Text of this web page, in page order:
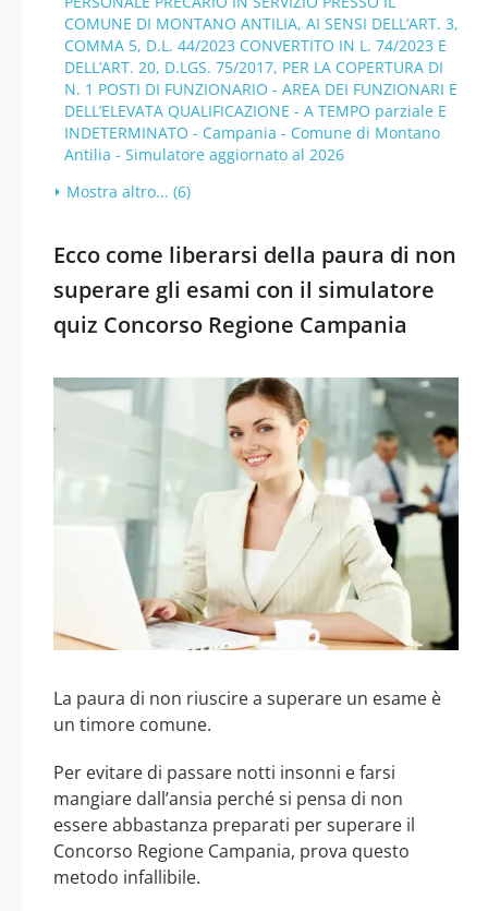
COMUNE DI MONTANO ANTILIA, AI SENSI DELL’ART. 3,
COMMA 5, D.L. 44/2023 CONVERTITO IN L. 74/2023 E
DELL’ART. 20, D.LGS. 75/2017, PER LA COPERTURA DI
N. 1 POSTI DI FUNZIONARIO - AREA DEI FUNZIONARI E
DELL’ELEVATA QUALIFICAZIONE - A TEMPO parziale E
INDETERMINATO - Campania - Comune di Montano
Antilia - Simulatore aggiornato al 2026
Mostra altro... (6)
Ecco come liberarsi della paura di non
superare gli esami con il simulatore
quiz Concorso Regione Campania
La paura di non riuscire a superare un esame è
un timore comune.
Per evitare di passare notti insonni e farsi
mangiare dall’ansia perché si pensa di non
essere abbastanza preparati per superare il
Concorso Regione Campania, prova questo
metodo infallibile.